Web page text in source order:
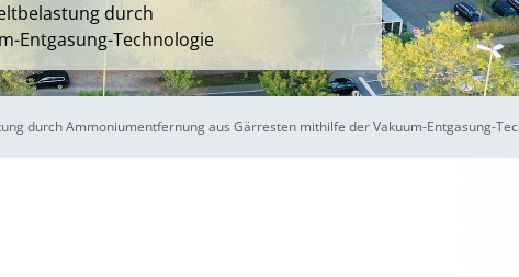
durch
Entgasung-Technologie
durch Ammoniumentfernung aus Gärresten mithilfe der Vakuum-Entgasung-